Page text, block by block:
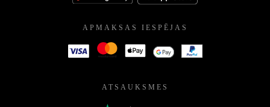
APMAKSAS IESPĒJAS
ATSAUKSMES